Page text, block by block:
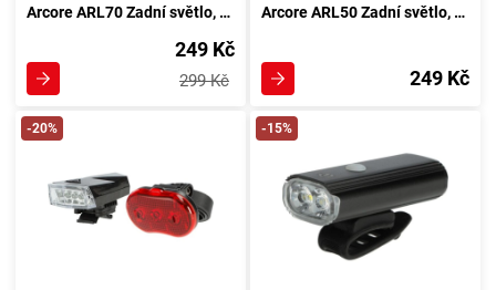
Arcore ARL70 Zadní světlo, černá
249 Kč
299 Kč
Arcore ARL50 Zadní světlo, černá
249 Kč
-20% -15%